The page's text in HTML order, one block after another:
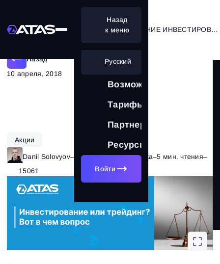
Возможности
Тарифы
Партнерам
Ресурсы
Русский
Войти
Назад
к меню
ЧЕМ ЗАНИМАТЬСЯ? РАЗВЕТВЛЕНИЕ ИНВЕСТИРОВАНИЕ/ТРЕЙДИНГ
Назад
10 апреля, 2018
Акции
Danil Solovyov– Рубрика: Теория рынка–5 мин. чтения–
15061